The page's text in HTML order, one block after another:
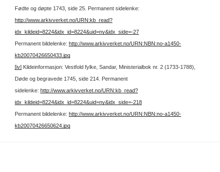
Fødte og døpte 1743, side 25. Permanent sidelenke:
http://www.arkivverket.no/URN:kb_read?
idx_kildeid=8224&idx_id=8224&uid=ny&idx_side=-27
Permanent bildelenke: http://www.arkivverket.no/URN:NBN:no-a1450-
kb20070426650433.jpg
[iv] Kildeinformasjon: Vestfold fylke, Sandar, Ministerialbok nr. 2 (1733-1788),
Døde og begravede 1745, side 214. Permanent
sidelenke: http://www.arkivverket.no/URN:kb_read?
idx_kildeid=8224&idx_id=8224&uid=ny&idx_side=-218
Permanent bildelenke: http://www.arkivverket.no/URN:NBN:no-a1450-
kb20070426650624.jpg